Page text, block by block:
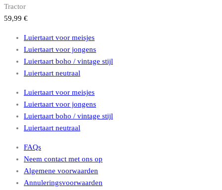
Tractor
59,99 €
Luiertaart voor meisjes
Luiertaart voor jongens
Luiertaart boho / vintage stijl
Luiertaart neutraal
Luiertaart voor meisjes
Luiertaart voor jongens
Luiertaart boho / vintage stijl
Luiertaart neutraal
FAQs
Neem contact met ons op
Algemene voorwaarden
Annuleringsvoorwaarden